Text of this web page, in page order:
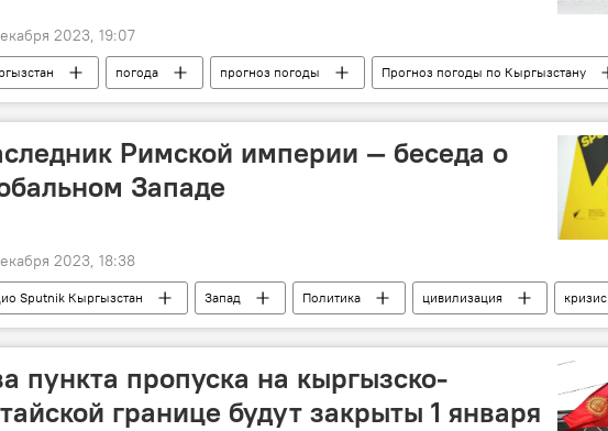
2023, 19:07
погода прогноз погоды
Прогноз погоды по Кыргызстану
в Кыргызстане
Римской империи — беседа о
Западе
2023, 18:38
Sputnik Кыргызстан Запад Политика цивилизация
кризис
будущее Особый акцент упадок
пункта пропуска на кыргызско-
границе будут закрыты 1 января